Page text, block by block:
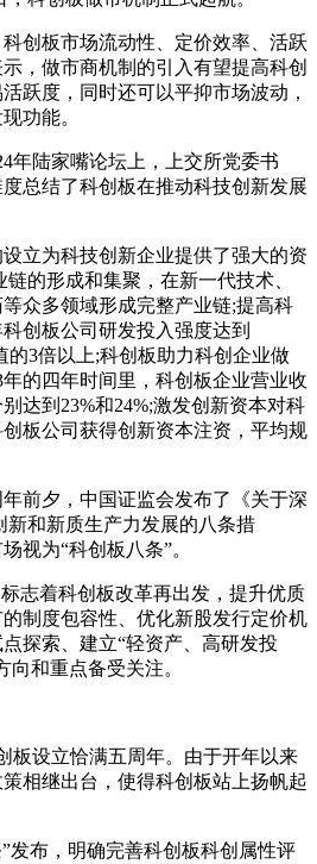
板市场流动性、定价效率、活跃
，做市商机制的引入有望提高科创
跃度，同时还可以平抑市场波动，
功能。
陆家嘴论坛上，上交所党委书
总结了科创板在推动科技创新发展
为科技创新企业提供了强大的资
的形成和集聚，在新一代技术、
众多领域形成完整产业链;提高科
创板公司研发投入强度达到
的3倍以上;科创板助力科创企业做
年的四年时间里，科创板企业营业收
达到23%和24%;激发创新资本对科
板公司获得创新资本注资，平均规
夕，中国证监会发布了《关于深
新和新质生产力发展的八条措
视为“科创板八条”。
着科创板改革再出发，提升优质
制度包容性、优化新股发行定价机
探索、建立“轻资产、高研发投
向和重点备受关注。
设立恰满五周年。由于开年以来
相继出台，使得科创板站上扬帆起
布，明确完善科创板科创属性评